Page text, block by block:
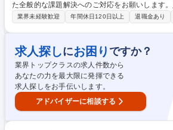
た全般的な課題解決へのご対応をお願いします
プ(人事グループ、総務グループ、人権サステナ
労務】■社員の評価/研修 ■労務管理 ■採用計画の
オフィスの設備管理 ■備品の調達 ■社内イベント
には】■部内メンバーのマネジメント ■部内の分
ステナビリティ)の遂行及び進捗確認 ■各業務に
上に関する業務フローの見直し ■親会社、関連子
集職種 【五反田/人事総務(次長採用)】日清製粉
厚生充実◎
業界未経験歓迎 年間休日120日以上 退職金あり
求人探しにお困り ですか？
業界トップクラスの求人件数から
あなたの力を最大限に発揮できる
求人探しをお手伝いします。
アドバイザーに相談する